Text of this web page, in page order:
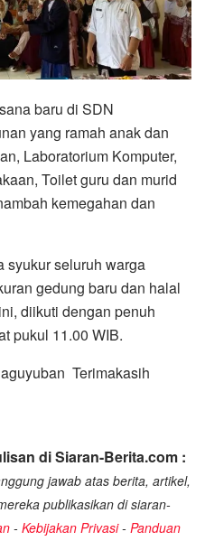
baru di SDN
yang ramah anak dan
Laboratorium Komputer,
Toilet guru dan murid
kemegahan dan
syukur seluruh warga
gedung baru dan halal
diikuti dengan penuh
pukul 11.00 WIB.
Terimakasih
di Siaran-Berita.com :
jawab atas berita, artikel,
publikasikan di siaran-
- Kebijakan Privasi- Panduan